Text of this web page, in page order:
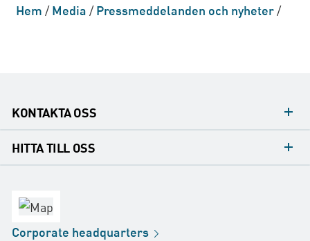
Hem/Media/Pressmeddelanden och nyheter/
KONTAKTA OSS
Konsumentkontakt
HITTA TILL OSS
Försäljningskontor
Corporate headquarters